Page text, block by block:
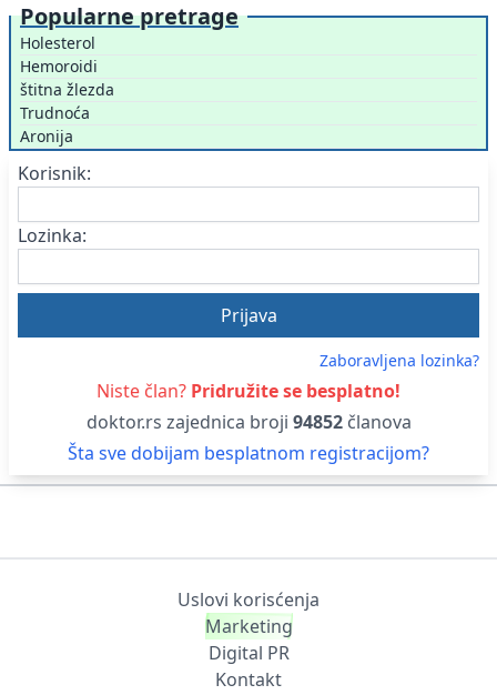
Popularne pretrage
Holesterol
Hemoroidi
štitna žlezda
Trudnoća
Aronija
Korisnik:
Lozinka:
Zaboravljena lozinka?
Niste član? Pridružite se besplatno!
doktor.rs zajednica broji 94852članova
Šta sve dobijam besplatnom registracijom?
Uslovi korisćenja
Marketing
Digital PR
Kontakt